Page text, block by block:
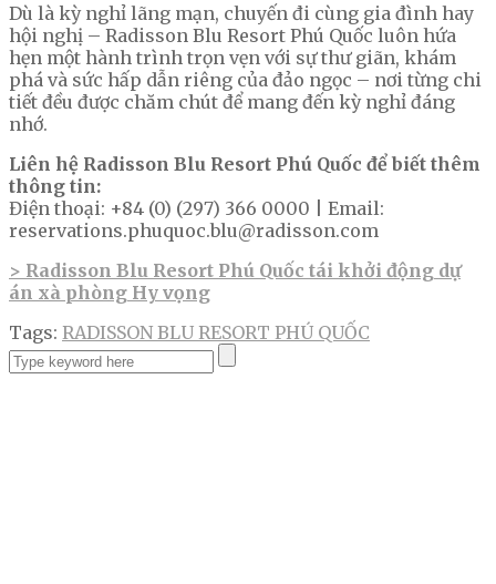
Dù là kỳ nghỉ lãng mạn, chuyến đi cùng gia đình hay
hội nghị – Radisson Blu Resort Phú Quốc luôn hứa
hẹn một hành trình trọn vẹn với sự thư giãn, khám
phá và sức hấp dẫn riêng của đảo ngọc – nơi từng chi
tiết đều được chăm chút để mang đến kỳ nghỉ đáng
nhớ.
Liên hệ Radisson Blu Resort Phú Quốc để biết thêm
thông tin:
Điện thoại: +84 (0) (297) 366 0000 | Email:
reservations.phuquoc.blu@radisson.com
> Radisson Blu Resort Phú Quốc tái khởi động dự
án xà phòng Hy vọng
Tags: RADISSON BLU RESORT PHÚ QUỐC